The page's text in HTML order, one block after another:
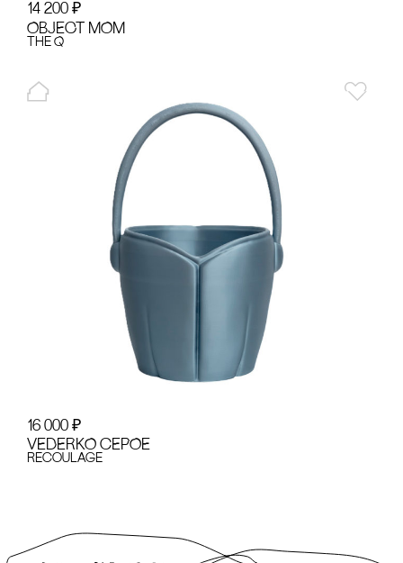
14 200 ₽
OBJECT MOM
the Q
16 000 ₽
VEDERKO сЕРОЕ
recoulage